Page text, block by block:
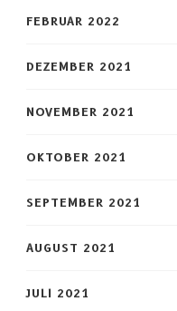
FEBRUAR 2022
DEZEMBER 2021
NOVEMBER 2021
OKTOBER 2021
SEPTEMBER 2021
AUGUST 2021
JULI 2021